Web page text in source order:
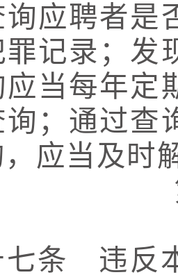
应聘者是
记录；发
当每年定
；通过查
应当及时
七条 违反